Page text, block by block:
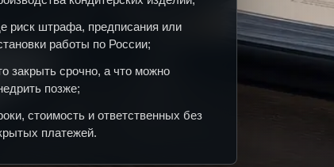
риск штрафа, предписания или
работы по России;
закрыть срочно, а что можно
позже;
стоимость и ответственных без
платежей.